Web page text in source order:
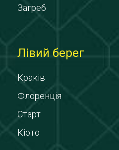
Загреб
Лівий берег
Краків
Флоренція
Старт
Кіото